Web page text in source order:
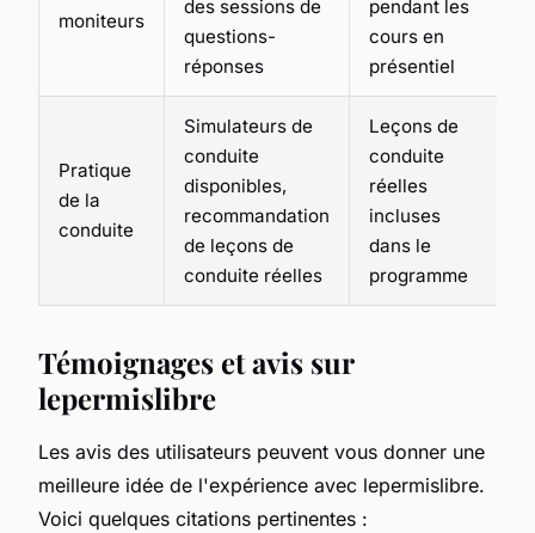
moniteurs
des sessions de
questions-
réponses
pendant les
cours en
présentiel
Pratique
de la
conduite
Simulateurs de
conduite
disponibles,
recommandation
de leçons de
conduite réelles
Leçons de
conduite
réelles
incluses
dans le
programme
Témoignages et avis sur
lepermislibre
Les avis des utilisateurs peuvent vous donner une
meilleure idée de l'expérience avec lepermislibre.
Voici quelques citations pertinentes :